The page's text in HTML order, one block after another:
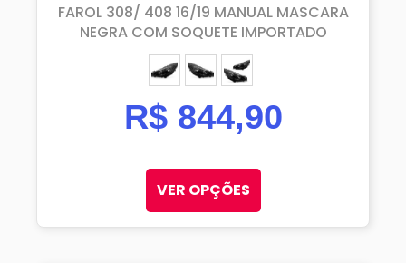
FAROL 308/ 408 16/19 MANUAL MASCARA
NEGRA COM SOQUETE IMPORTADO
ESQUERDO (MOTORISTA)
DIREITO (PASSAGEIRO)
PAR
R$844,90
VER OPÇÕES